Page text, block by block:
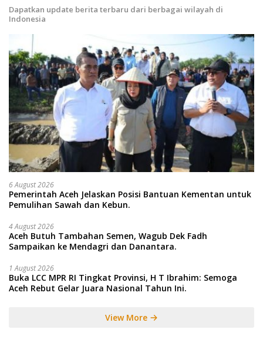
Dapatkan update berita terbaru dari berbagai wilayah di
Indonesia
6 August 2026
Pemerintah Aceh Jelaskan Posisi Bantuan Kementan untuk
Pemulihan Sawah dan Kebun.
4 August 2026
Aceh Butuh Tambahan Semen, Wagub Dek Fadh
Sampaikan ke Mendagri dan Danantara.
1 August 2026
Buka LCC MPR RI Tingkat Provinsi, H T Ibrahim: Semoga
Aceh Rebut Gelar Juara Nasional Tahun Ini.
View More